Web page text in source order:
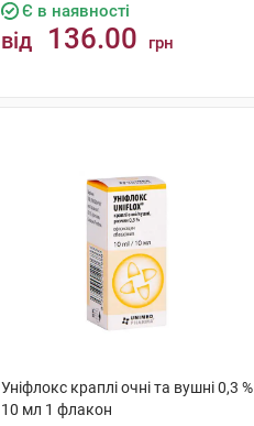
Є в наявності
від 136.00 грн
Уніфлокс краплі очні та вушні 0,3 %
10 мл 1 флакон